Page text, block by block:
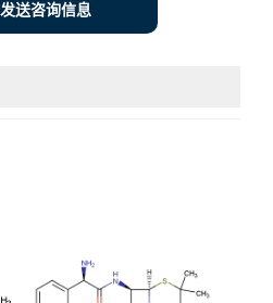
发送咨询信息